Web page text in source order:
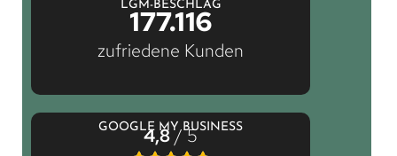
LGM-BESCHLAG
177.116
zufriedene Kunden
GOOGLE MY BUSINESS
4,8/ 5